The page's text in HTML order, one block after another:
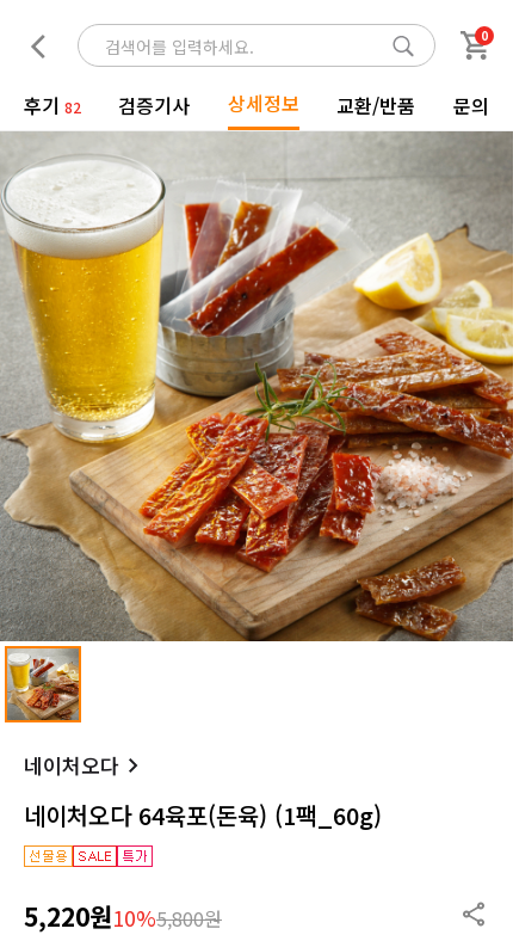
0
후기 82 검증기사 상세정보 교환/반품 문의
네이처오다
네이처오다 64육포(돈육) (1팩_60g)
5,220원10%5,800원